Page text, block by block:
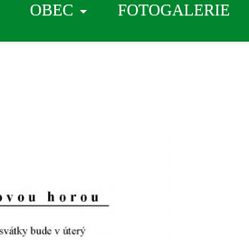
OBEC FOTOGALERIE